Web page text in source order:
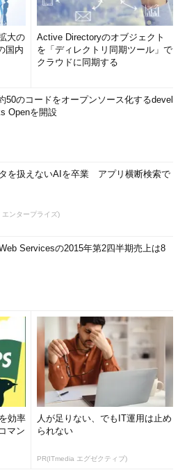
大の
国内
Active Directoryのオブジェクト
を「ディレクトリ同期ツール」で
クラウドに同期する
50のコードをオープンソース化するdevel
Openを開設
を扱えないAIを卒業 アプリ横断検索で
エンタープライズ)
Servicesの2015年第2四半期売上は8
効率
マン
人が足りない、でもIT運用は止め
られない
PR(ITmedia エグゼクティブ)